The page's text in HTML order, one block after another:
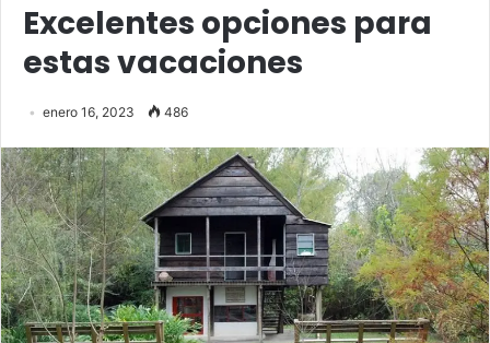
Excelentes opciones para
estas vacaciones
enero 16, 2023 486